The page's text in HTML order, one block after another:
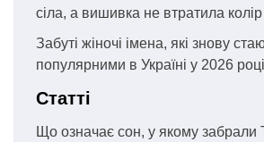
сіла, а вишивка не втратила колір
Забуті жіночі імена, які знову
популярними в Україні у 2026 році
Статті
Що означає сон, у якому забрали